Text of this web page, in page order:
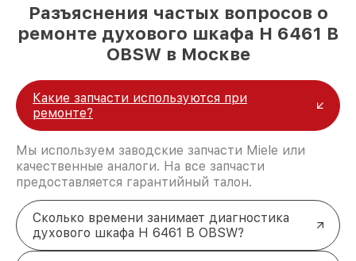
Разъяснения частых вопросов о
ремонте духового шкафа H 6461 B
OBSW в Москве
Какие запчасти используются при
ремонте?
Мы используем заводские запчасти Miele или
качественные аналоги. На все запчасти
предоставляется гарантийный талон.
Сколько времени занимает диагностика
духового шкафа H 6461 B OBSW?